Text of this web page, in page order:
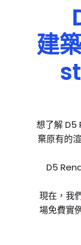
建
想了解 D5
棄原有的
D5
現在，我
場免費實